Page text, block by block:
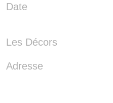
Date
Les Décors
Adresse